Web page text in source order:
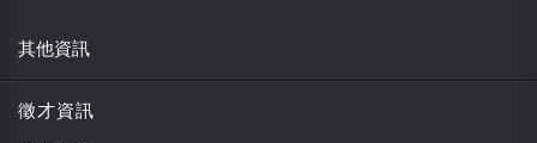
其他資訊
徵才資訊